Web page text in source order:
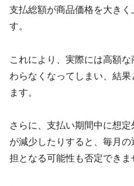
支払総額が商品価格を大き
す。
これにより、実際には高額
わらなくなってしまい、結
ます。
さらに、支払い期間中に想
が減少したりすると、毎月
担となる可能性も否定できま